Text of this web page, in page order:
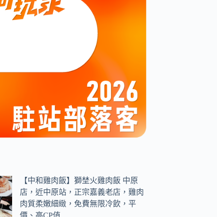
【中和雞肉飯】獅埜火雞肉飯 中原
店，近中原站，正宗嘉義老店，雞肉
肉質柔嫩細緻，免費無限冷飲，平
價、高CP值